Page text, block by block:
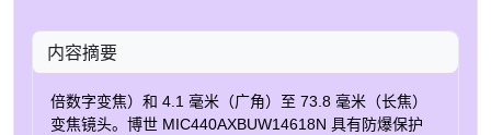
内容摘要
倍数字变焦）和 4.1 毫米（广角）至 73.8 毫米（长焦）
变焦镜头。博世 MIC440AXBUW14618N 具有防爆保护